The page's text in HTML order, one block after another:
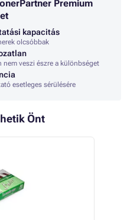
Premium
kapacitás
olcsóbbak
nem veszi észre a különbséget
esetleges sérülésére
Önt